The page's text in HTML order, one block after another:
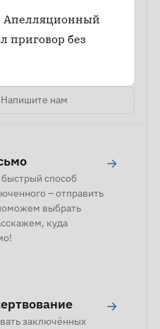
Апелляционный
приговор без
нам
способ
– отправить
выбрать
куда
→
заключённых
→